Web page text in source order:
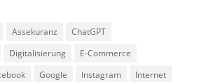
Assekuranz
ChatGPT
Digitalisierung
E-Commerce
Google Instagram
Internet